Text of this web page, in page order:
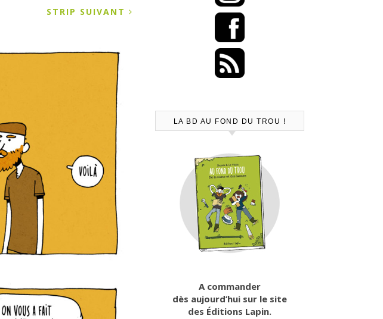
STRIP SUIVANT
LA BD AU FOND DU TROU !
A commander
dès aujourd’hui sur le site
des Éditions Lapin.